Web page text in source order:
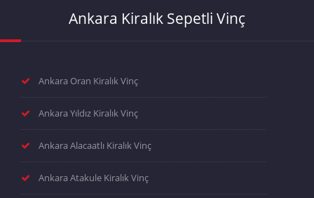
Ankara Kiralık Sepetli Vinç
Ankara Oran Kiralık Vinç
Ankara Yıldız Kiralık Vinç
Ankara Alacaatlı Kiralık Vinç
Ankara Atakule Kiralık Vinç